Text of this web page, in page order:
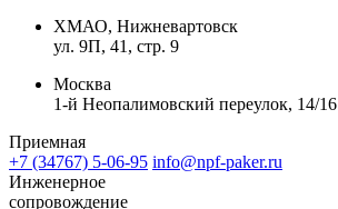
ХМАО, Нижневартовск
ул. 9П, 41, стр. 9
Москва
1-й Неопалимовский переулок, 14/16
Приемная
+7 (34767) 5-06-95 info@npf-paker.ru
Инженерное
сопровождение